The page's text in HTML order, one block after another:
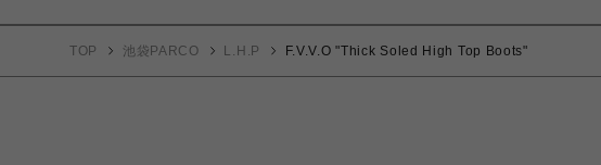
TOP 池袋PARCO L.H.P F.V.V.O "Thick Soled High Top Boots"